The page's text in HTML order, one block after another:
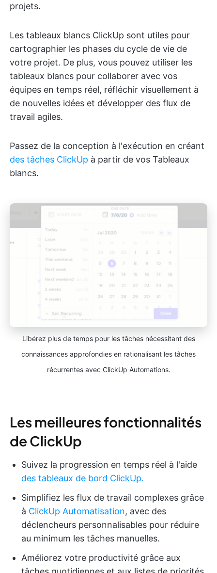
projets.
Les tableaux blancs ClickUp sont utiles pour
cartographier les phases du cycle de vie de
votre projet. De plus, vous pouvez utiliser les
tableaux blancs pour collaborer avec vos
équipes en temps réel, réfléchir visuellement à
de nouvelles idées et développer des flux de
travail agiles.
Passez de la conception à l'exécution en créant
des tâches ClickUp à partir de vos Tableaux
blancs.
Libérez plus de temps pour les tâches nécessitant des
connaissances approfondies en rationalisant les tâches
récurrentes avec ClickUp Automations.
Les meilleures fonctionnalités
de ClickUp
Suivez la progression en temps réel à l'aide
des tableaux de bord ClickUp.
Simplifiez les flux de travail complexes grâce
à ClickUp Automatisation, avec des
déclencheurs personnalisables pour réduire
au minimum les tâches manuelles.
Améliorez votre productivité grâce aux